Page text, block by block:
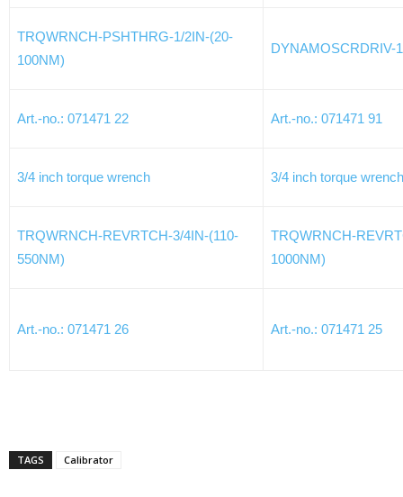
TRQWRNCH-PSHTHRG-1/2IN-(20-
100NM)
DYNAMOSCRDRIV-
Art.-no.: 071471 22 Art.-no.: 071471 91
3/4 inch torque wrench 3/4 inch torque wrench
TRQWRNCH-REVRTCH-3/4IN-(110-
550NM)
TRQWRNCH-
1000NM)
Art.-no.: 071471 26 Art.-no.: 071471 25
TAGS Calibrator